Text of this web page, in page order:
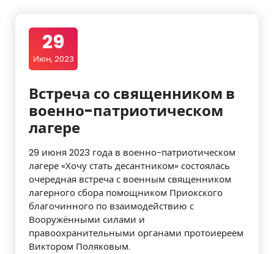
29
Июн, 2023
Встреча со священником в
военно-патриотическом
лагере
29 июня 2023 года в военно-патриотическом
лагере «Хочу стать десантником» состоялась
очередная встреча с военным священником
лагерного сбора помощником Приокского
благочинного по взаимодействию с
Вооружёнными силами и
правоохранительными органами протоиереем
Виктором Поляковым.